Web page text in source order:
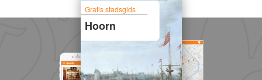
Gratis stadsgids
Hoorn